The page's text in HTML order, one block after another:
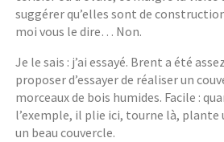
suggérer qu’elles sont de
moi vous le dire… Non.
Je le sais : j’ai essayé. Brent a été
proposer d’essayer de réaliser un
morceaux de bois humides. Facile :
l’exemple, il plie ici, tourne là,
un beau couvercle.